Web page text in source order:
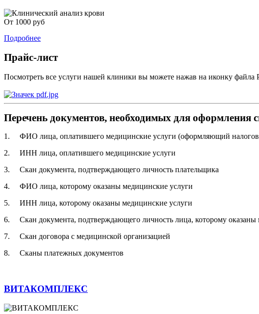
От 1000 руб
Подробнее
Прайс-лист
Посмотреть все услуги нашей клиники вы можете нажав на иконку файла
Перечень документов, необходимых для оформления
1. ФИО лица, оплатившего медицинские услуги (оформляющий
2. ИНН лица, оплатившего медицинские услуги
3. Скан документа, подтверждающего личность плательщика
4. ФИО лица, которому оказаны медицинские услуги
5. ИНН лица, которому оказаны медицинские услуги
6. Скан документа, подтверждающего личность лица, которому оказаны
7. Скан договора с медицинской организацией
8. Сканы платежных документов
ВИТАКОМПЛЕКС